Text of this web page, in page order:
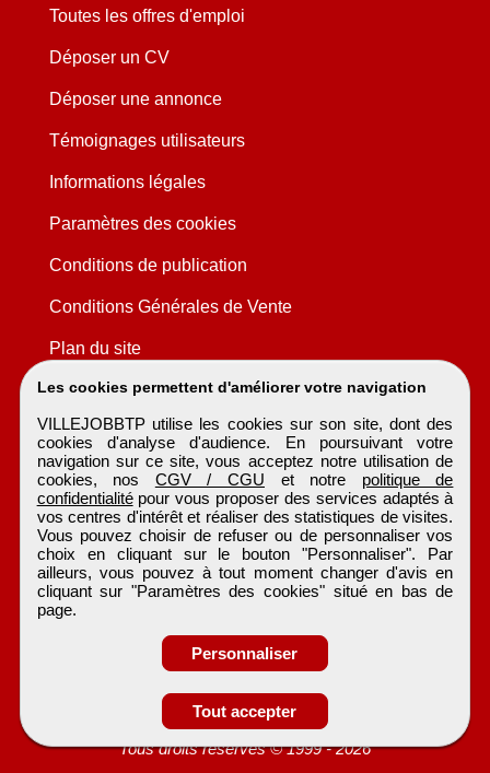
Les cookies permettent d'améliorer votre navigation
VILLEJOBBTP utilise les cookies sur son site, dont des
cookies d'analyse d'audience. En poursuivant votre
navigation sur ce site, vous acceptez notre utilisation de
cookies, nos CGV / CGU et notre politique de
confidentialitépour vous proposer des services adaptés à
vos centres d'intérêt et réaliser des statistiques de visites.
Vous pouvez choisir de refuser ou de personnaliser vos
choix en cliquant sur le bouton "Personnaliser". Par
ailleurs, vous pouvez à tout moment changer d'avis en
cliquant sur "Paramètres des cookies" situé en bas de
page.
Personnaliser
Tout accepter
Toutes les offres d'emploi
Déposer un CV
Déposer une annonce
Témoignages utilisateurs
Informations légales
Paramètres des cookies
Conditions de publication
Conditions Générales de Vente
Plan du site
VILLEJOBBTP
Tous droits réservés © 1999 - 2026